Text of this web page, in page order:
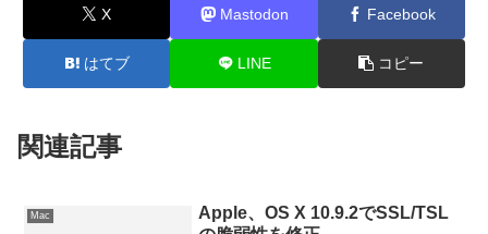
X Mastodon Facebook
はてブ LINE コピー
関連記事
Mac
Apple、OS X 10.9.2でSSL/TSL